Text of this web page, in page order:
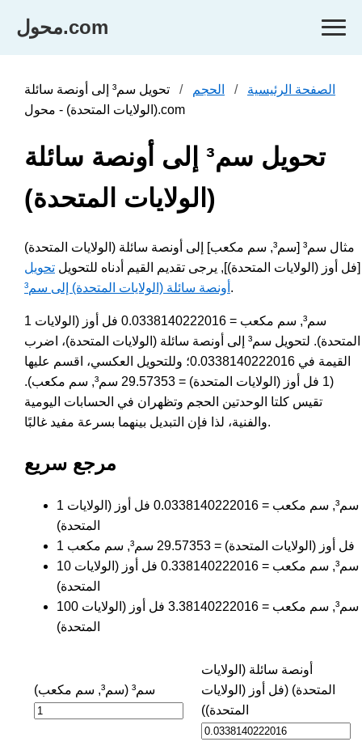
محول.com
الصفحة الرئيسية الحجم
تحويل سم³ إلى أونصة سائلة
(الولايات المتحدة) - محول.com
تحويل سم³ إلى أونصة سائلة
(الولايات المتحدة)
مثال سم³ [سم³, سم مكعب] إلى أونصة سائلة (الولايات المتحدة)
[فل أوز (الولايات المتحدة)], يرجى تقديم القيم أدناه للتحويل تحويل
أونصة سائلة (الولايات المتحدة) إلى سم³ .
1 سم³, سم مكعب = 0.0338140222016 فل أوز (الولايات
المتحدة). لتحويل سم³ إلى أونصة سائلة (الولايات المتحدة)، اضرب
القيمة في 0.0338140222016؛ وللتحويل العكسي، اقسم عليها
(1 فل أوز (الولايات المتحدة) = 29.57353 سم³, سم مكعب).
تقيس كلتا الوحدتين الحجم وتظهران في الحسابات اليومية
والفنية، لذا فإن التبديل بينهما بسرعة مفيد غالبًا.
مرجع سريع
1 سم³, سم مكعب = 0.0338140222016 فل أوز (الولايات
المتحدة)
1 فل أوز (الولايات المتحدة) = 29.57353 سم³, سم مكعب
10 سم³, سم مكعب = 0.338140222016 فل أوز (الولايات
المتحدة)
100 سم³, سم مكعب = 3.38140222016 فل أوز (الولايات
المتحدة)
سم³ (سم³, سم مكعب)
أونصة سائلة (الولايات
المتحدة) (فل أوز (الولايات
المتحدة))